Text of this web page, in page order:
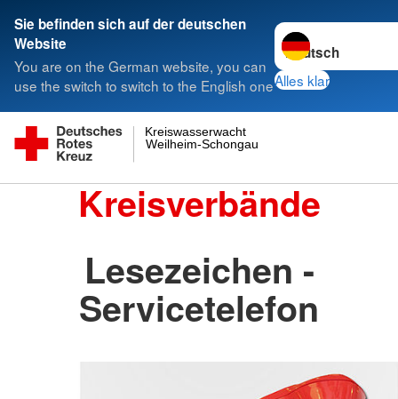
Sie befinden sich auf der deutschen
Website
You are on the German website, you can
use the switch to switch to the English one
Sprache wechseln
Alles klar
Weilheim-Schongau
Kreiswasserwacht
Kreisverbände
Lesezeichen -
Servicetelefon